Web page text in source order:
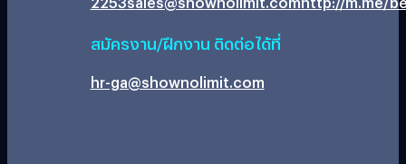
สมัครงาน/ฝึกงาน ติดต่อได้ที่
hr-ga@shownolimit.com